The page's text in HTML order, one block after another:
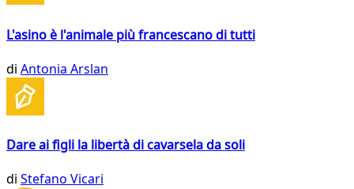
L'asino è l'animale più francescano di tutti
di Antonia Arslan
Dare ai figli la libertà di cavarsela da soli
di Stefano Vicari